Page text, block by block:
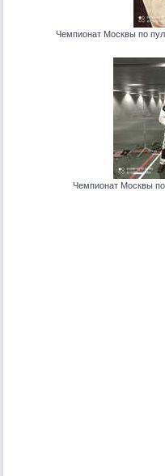
Чемпионат Москвы по
Чемпионат Москвы